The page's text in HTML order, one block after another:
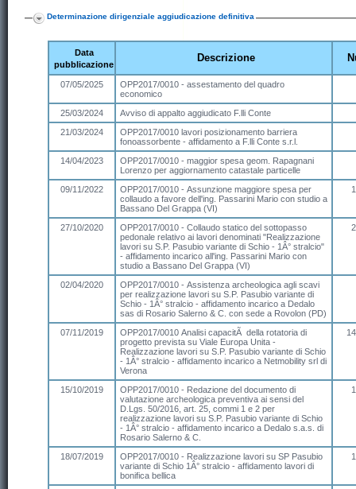
Determinazione dirigenziale aggiudicazione definitiva
Data
pubblicazione
Descrizione
07/05/2025
OPP2017/0010 - assestamento del quadro
economico
25/03/2024
Avviso di appalto aggiudicato F.lli Conte
21/03/2024
OPP2017/0010 lavori posizionamento barriera
fonoassorbente - affidamento a F.lli Conte s.r.l.
14/04/2023
OPP2017/0010 - maggior spesa geom. Rapagnani
Lorenzo per aggiornamento catastale particelle
09/11/2022
OPP2017/0010 - Assunzione maggiore spesa per
collaudo a favore dell'ing. Passarini Mario con studio a
Bassano Del Grappa (VI)
27/10/2020
OPP2017/0010 - Collaudo statico del sottopasso
pedonale relativo ai lavori denominati "Realizzazione
lavori su S.P. Pasubio variante di Schio - 1Â° stralcio"
- affidamento incarico all'ing. Passarini Mario con
studio a Bassano Del Grappa (VI)
02/04/2020
OPP2017/0010 - Assistenza archeologica agli scavi
per realizzazione lavori su S.P. Pasubio variante di
Schio - 1Â° stralcio - affidamento incarico a Dedalo
sas di Rosario Salerno & C. con sede a Rovolon (PD)
07/11/2019
OPP2017/0010 Analisi capacitÃ della rotatoria di
progetto prevista su Viale Europa Unita -
Realizzazione lavori su S.P. Pasubio variante di Schio
- 1Â° stralcio - affidamento incarico a Netmobility srl di
Verona
15/10/2019
OPP2017/0010 - Redazione del documento di
valutazione archeologica preventiva ai sensi del
D.Lgs. 50/2016, art. 25, commi 1 e 2 per
realizzazione lavori su S.P. Pasubio variante di Schio
- 1Â° stralcio - affidamento incarico a Dedalo s.a.s. di
Rosario Salerno & C.
18/07/2019
OPP2017/0010 - Realizzazione lavori su SP Pasubio
variante di Schio 1Â° stralcio - affidamento lavori di
bonifica bellica